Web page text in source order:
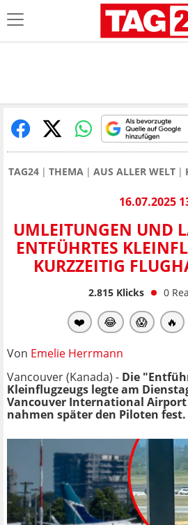
TAG24 THEMA AUS ALLER WELT
16.07.2025
UMLEITUNGEN UND
ENTFÜHRTES
KURZZEITIG
2.815Klicks 0
❤️ 😂 😱 🔥
Von Emelie Herrmann
Vancouver (Kanada) - Die
Kleinflugzeugs legte am
Vancouver International
nahmen später den Piloten fest.